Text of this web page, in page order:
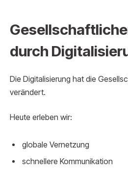
durch
Die Digitalisierung hat die
verändert.
Heute erleben wir:
globale Vernetzung
schnellere Kommunikation